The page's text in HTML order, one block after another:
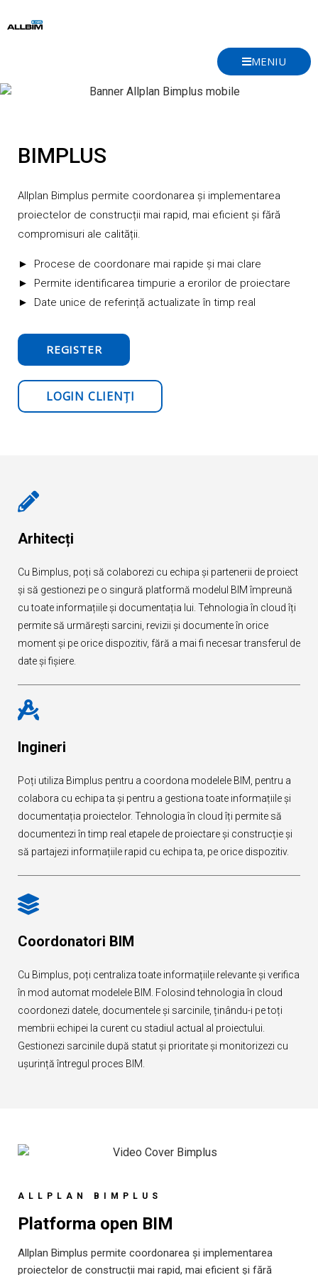
to
MENIU
BIMPLUS
Allplan Bimplus permite coordonarea și implementarea
proiectelor de construcții mai rapid, mai eficient și fără
compromisuri ale calității.
► Procese de coordonare mai rapide și mai clare
► Permite identificarea timpurie a erorilor de proiectare
► Date unice de referință actualizate în timp real
REGISTER
LOGIN CLIENȚI
Arhitecți
Cu Bimplus, poți să colaborezi cu echipa și partenerii de proiect
și să gestionezi pe o singură platformă modelul BIM împreună
cu toate informațiile și documentația lui. Tehnologia în cloud îți
permite să urmărești sarcini, revizii și documente în orice
moment și pe orice dispozitiv, fără a mai fi necesar transferul de
date și fișiere.
Ingineri
Poți utiliza Bimplus pentru a coordona modelele BIM, pentru a
colabora cu echipa ta și pentru a gestiona toate informațiile și
documentația proiectelor. Tehnologia în cloud îți permite să
documentezi în timp real etapele de proiectare și construcție și
să partajezi informațiile rapid cu echipa ta, pe orice dispozitiv.
Coordonatori BIM
Cu Bimplus, poți centraliza toate informațiile relevante și verifica
în mod automat modelele BIM. Folosind tehnologia în cloud
coordonezi datele, documentele și sarcinile, ținându-i pe toți
membrii echipei la curent cu stadiul actual al proiectului.
Gestionezi sarcinile după statut și prioritate și monitorizezi cu
ușurință întregul proces BIM.
ALLPLAN BIMPLUS
Platforma open BIM
Allplan Bimplus permite coordonarea și implementarea
proiectelor de construcții mai rapid, mai eficient și fără